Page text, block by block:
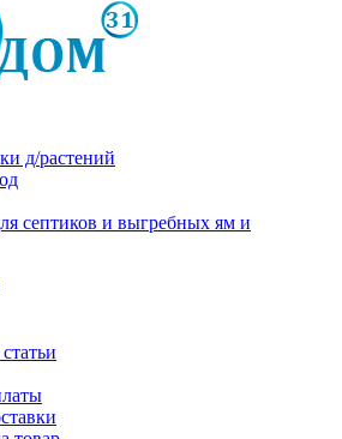
д/растений
септиков и выгребных ям и